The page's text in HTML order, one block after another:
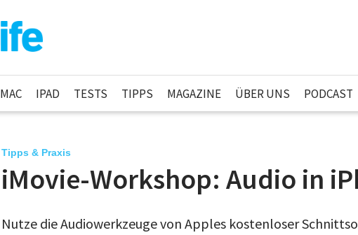
MAC IPAD TESTS TIPPS MAGAZINE ÜBER UNS PODCAST
Tipps & Praxis
iMovie-Workshop: Audio in
Nutze die Audiowerkzeuge von Apples kostenloser